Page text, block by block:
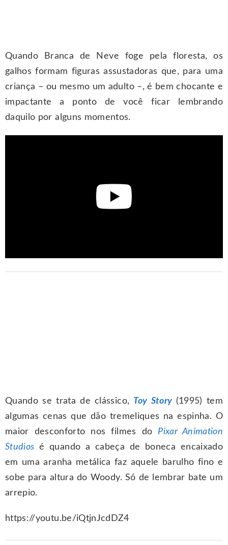
Quando Branca de Neve foge pela floresta, os
galhos formam figuras assustadoras que, para uma
criança – ou mesmo um adulto –, é bem chocante e
impactante a ponto de você ficar lembrando
daquilo por alguns momentos.
Quando se trata de clássico, Toy Story (1995) tem
algumas cenas que dão tremeliques na espinha. O
maior desconforto nos filmes do Pixar Animation
Studios é quando a cabeça de boneca encaixado
em uma aranha metálica faz aquele barulho fino e
sobe para altura do Woody. Só de lembrar bate um
arrepio.
https://youtu.be/iQtjnJcdDZ4